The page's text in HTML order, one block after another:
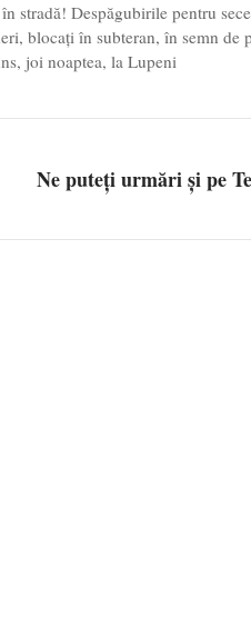
stradă! Despăgubirile pentru
blocați în subteran, în semn
joi noaptea, la Lupeni
Ne puteți urmări și pe